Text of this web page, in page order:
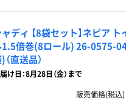
ディ 【8袋セット】ネピア
1.5倍巻(8ロール) 26-0575-
（直送品）
け日：8月28日（金）まで
販売価格(税込)